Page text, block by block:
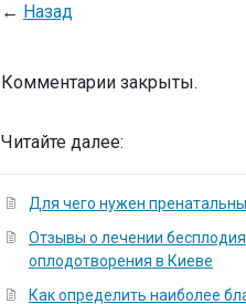
← Назад
Комментарии закрыты.
Читайте далее:
Для чего нужен
Отзывы о лечении
оплодотворения в Киеве
Как определить наиболее